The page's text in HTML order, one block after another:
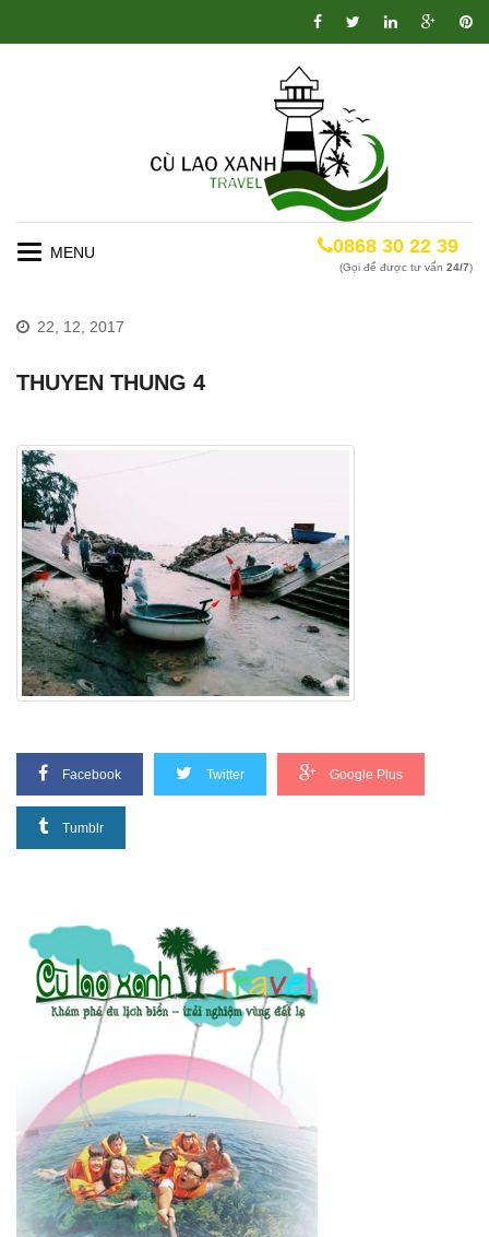
Toggle
0868 30 22 39
(Gọi để được tư vấn 24/7)
22, 12, 2017
THUYEN THUNG 4
Facebook Twitter Google Plus
Tumblr